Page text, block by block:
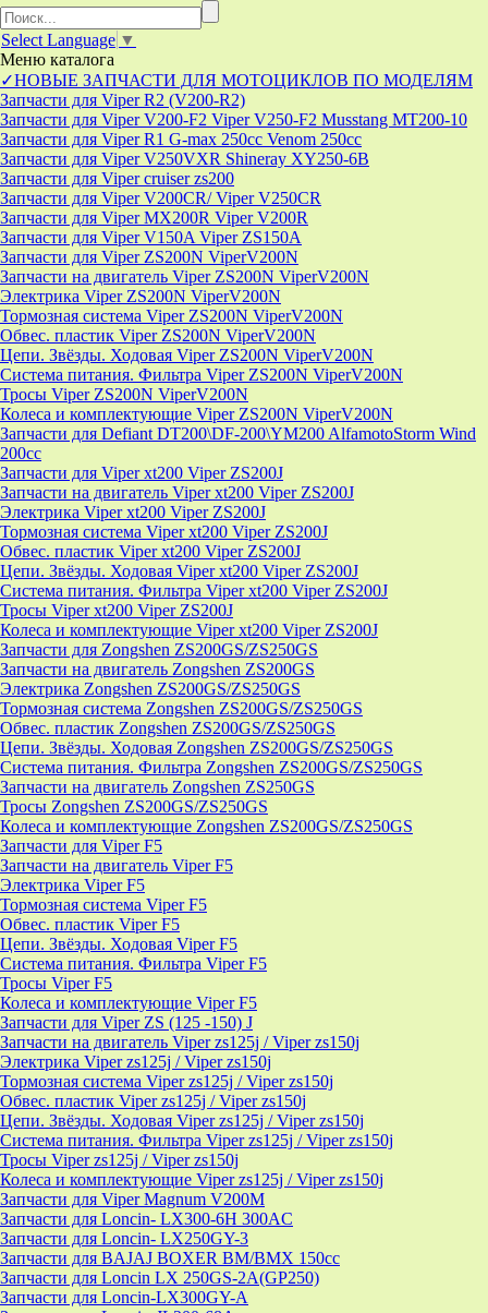
Select Language ▼
Меню каталога
✓НОВЫЕ ЗАПЧАСТИ ДЛЯ МОТОЦИКЛОВ ПО МОДЕЛЯМ
Запчасти для Viper R2 (V200-R2)
Запчасти для Viper V200-F2 Viper V250-F2 Musstang MT200-10
Запчасти для Viper R1 G-max 250cc Venom 250cc
Запчасти для Viper V250VXR Shineray XY250-6B
Запчасти для Viper cruiser zs200
Запчасти для Viper V200CR/ Viper V250CR
Запчасти для Viper MX200R Viper V200R
Запчасти для Viper V150A Viper ZS150A
Запчасти для Viper ZS200N ViperV200N
Запчасти на двигатель Viper ZS200N ViperV200N
Электрика Viper ZS200N ViperV200N
Тормозная система Viper ZS200N ViperV200N
Обвес. пластик Viper ZS200N ViperV200N
Цепи. Звёзды. Ходовая Viper ZS200N ViperV200N
Система питания. Фильтра Viper ZS200N ViperV200N
Тросы Viper ZS200N ViperV200N
Колеса и комплектующие Viper ZS200N ViperV200N
Запчасти для Defiant DT200\DF-200\YM200 AlfamotoStorm Wind
200cc
Запчасти для Viper xt200 Viper ZS200J
Запчасти на двигатель Viper xt200 Viper ZS200J
Электрика Viper xt200 Viper ZS200J
Тормозная система Viper xt200 Viper ZS200J
Обвес. пластик Viper xt200 Viper ZS200J
Цепи. Звёзды. Ходовая Viper xt200 Viper ZS200J
Система питания. Фильтра Viper xt200 Viper ZS200J
Тросы Viper xt200 Viper ZS200J
Колеса и комплектующие Viper xt200 Viper ZS200J
Запчасти для Zongshen ZS200GS/ZS250GS
Запчасти на двигатель Zongshen ZS200GS
Электрика Zongshen ZS200GS/ZS250GS
Тормозная система Zongshen ZS200GS/ZS250GS
Обвес. пластик Zongshen ZS200GS/ZS250GS
Цепи. Звёзды. Ходовая Zongshen ZS200GS/ZS250GS
Система питания. Фильтра Zongshen ZS200GS/ZS250GS
Запчасти на двигатель Zongshen ZS250GS
Тросы Zongshen ZS200GS/ZS250GS
Колеса и комплектующие Zongshen ZS200GS/ZS250GS
Запчасти для Viper F5
Запчасти на двигатель Viper F5
Электрика Viper F5
Тормозная система Viper F5
Обвес. пластик Viper F5
Цепи. Звёзды. Ходовая Viper F5
Система питания. Фильтра Viper F5
Тросы Viper F5
Колеса и комплектующие Viper F5
Запчасти для Viper ZS (125 -150) J
Запчасти на двигатель Viper zs125j / Viper zs150j
Электрика Viper zs125j / Viper zs150j
Тормозная система Viper zs125j / Viper zs150j
Обвес. пластик Viper zs125j / Viper zs150j
Цепи. Звёзды. Ходовая Viper zs125j / Viper zs150j
Система питания. Фильтра Viper zs125j / Viper zs150j
Тросы Viper zs125j / Viper zs150j
Колеса и комплектующие Viper zs125j / Viper zs150j
Запчасти для Viper Magnum V200M
Запчасти для Loncin- LX300-6H 300AC
Запчасти для Loncin- LX250GY-3
Запчасти для BAJAJ BOXER BM/ВМX 150cc
Запчасти для Loncin LX 250GS-2A(GP250)
Запчасти для Loncin-LX300GY-A